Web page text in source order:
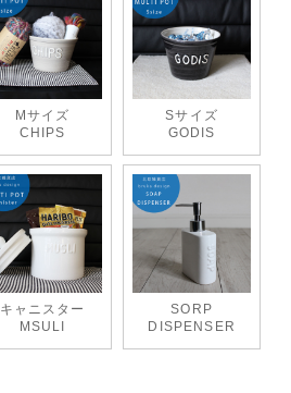
Mサイズ
CHIPS
Sサイズ
GODIS
キャニスター
MSULI
SORP
DISPENSER